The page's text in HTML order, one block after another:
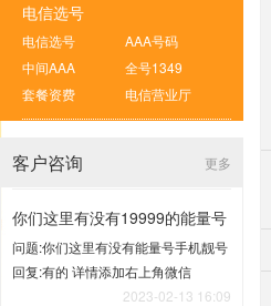
电信选号
电信选号
AAA号码
中间AAA
全号1349
套餐资费
电信营业厅
更多
客户咨询
你们这里有没有19999的能量号
问题:你们这里有没有能量号手机靓号
回复:有的 详情添加右上角微信
2023-02-13 16:09